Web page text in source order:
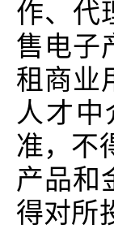
作、代
售电子
租商业
人才中
准，不
产品和
得对所